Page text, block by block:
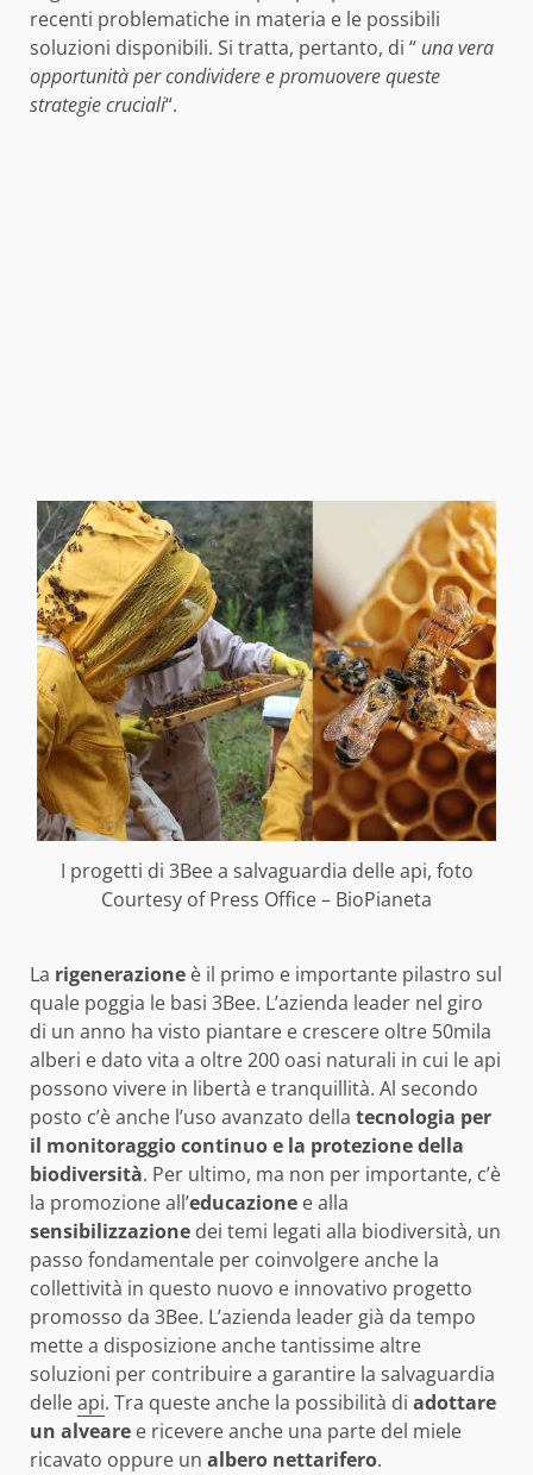
recenti problematiche in materia e le possibili
soluzioni disponibili. Si tratta, pertanto, di “ una vera
opportunità per condividere e promuovere queste
strategie cruciali“.
I progetti di 3Bee a salvaguardia delle api, foto
Courtesy of Press Office – BioPianeta
La rigenerazione è il primo e importante pilastro sul
quale poggia le basi 3Bee. L’azienda leader nel giro
di un anno ha visto piantare e crescere oltre 50mila
alberi e dato vita a oltre 200 oasi naturali in cui le api
possono vivere in libertà e tranquillità. Al secondo
posto c’è anche l’uso avanzato della tecnologia per
il monitoraggio continuo e la protezione della
biodiversità. Per ultimo, ma non per importante, c’è
la promozione all’educazione e alla
sensibilizzazione dei temi legati alla biodiversità, un
passo fondamentale per coinvolgere anche la
collettività in questo nuovo e innovativo progetto
promosso da 3Bee. L’azienda leader già da tempo
mette a disposizione anche tantissime altre
soluzioni per contribuire a garantire la salvaguardia
delleapi. Tra queste anche la possibilità di adottare
un alveare e ricevere anche una parte del miele
ricavato oppure un albero nettarifero.